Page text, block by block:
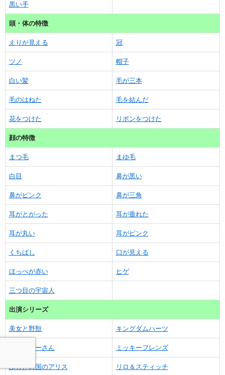
黒い手
頭・体の特徴
えりが見える 冠
ツノ 帽子
白い髪 毛が三本
毛のはねた 毛を結んだ
花をつけた リボンをつけた
顔の特徴
まつ毛 まゆ毛
白目 鼻が黒い
鼻がピンク 鼻が三角
耳がとがった 耳が垂れた
耳が丸い 耳がピンク
くちばし 口が見える
ほっぺが赤い ヒゲ
三つ目の宇宙人
出演シリーズ
美女と野獣 キングダムハーツ
くまのプーさん ミッキーフレンズ
ふしぎの国のアリス リロ＆スティッチ